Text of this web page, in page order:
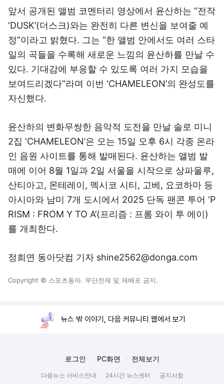
앞서 공개된 앨범 코멘터리 영상에서 윤산하는 “전작
‘DUSK’(더스크)와는 완전히 다른 변신을 보여줄 예
정”이라고 밝혔다. 그는 “한 앨범 안에서도 여러 스타
일의 곡들을 수록해 새로운 느낌의 윤산하를 만날 수
있다. 기대감에 부응할 수 있도록 여러 가지 모습을
보여드리겠다”라며 이번 ‘CHAMELEON’의 완성도를
자신했다.
윤산하의 변화무쌍한 음악적 도전을 만날 솔로 미니
2집 ‘CHAMELEON’은 오는 15일 오후 6시 각종 온라
인 음원 사이트를 통해 발매된다. 윤산하는 앨범 발
매에 이어 8월 1일과 2일 서울을 시작으로 상파울루,
산티아고, 몬테레이, 멕시코 시티, 고베, 요코하마 등
아시아와 남미 7개 도시에서 2025 단독 팬콘 투어 ‘P
RISM : FROM Y TO A’(프리즘 : 프롬 와이 투 에이)
를 개최한다.
정희연 동아닷컴 기자 shine2562@donga.com
Copyright © 스포츠동아. 무단전재 및 재배포 금지.
뉴스 밖 이야기, 다음 커뮤니티 웹에서 보기
로그인 PC화면 전체보기
다음뉴스 서비스안내 24시간 뉴스센터
공지사항